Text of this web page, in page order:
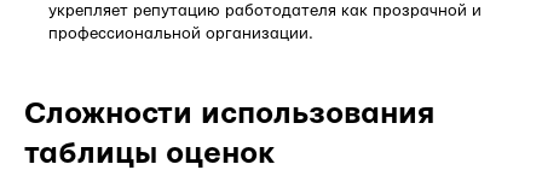
укрепляет репутацию работодателя как прозрачной и
профессиональной организации.
Сложности использования
таблицы оценок